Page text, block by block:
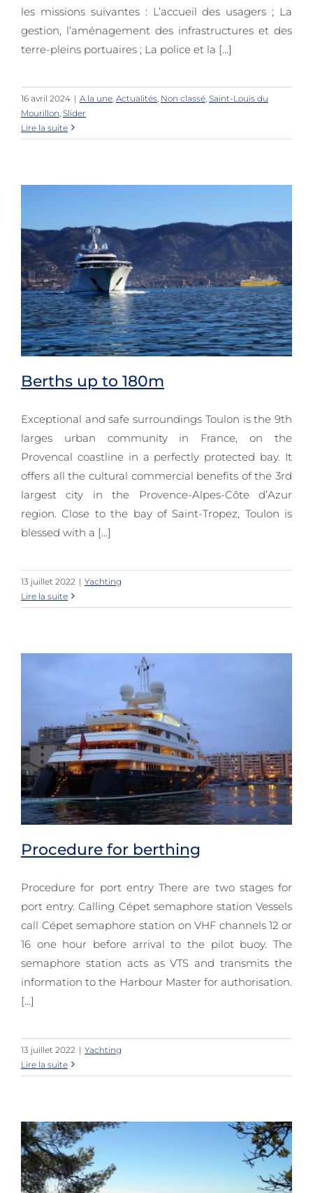
les missions suivantes : L’accueil des usagers ; La
gestion, l’aménagement des infrastructures et des
terre-pleins portuaires ; La police et la [...]
16 avril 2024 | A la une Actualités Non classé Saint-Louis du
Mourillon Slider
Lire la suite
Berths up to 180m
Berths up to 180m
Exceptional and safe surroundings Toulon is the 9th
larges urban community in France, on the
Provencal coastline in a perfectly protected bay. It
offers all the cultural commercial benefits of the 3rd
largest city in the Provence-Alpes-Côte d’Azur
region. Close to the bay of Saint-Tropez, Toulon is
blessed with a [...]
13 juillet 2022 | Yachting
Lire la suite
Procedure for berthing
Procedure for berthing
Procedure for port entry There are two stages for
port entry. Calling Cépet semaphore station Vessels
call Cépet semaphore station on VHF channels 12 or
16 one hour before arrival to the pilot buoy. The
semaphore station acts as VTS and transmits the
information to the Harbour Master for authorisation.
[...]
13 juillet 2022 | Yachting
Lire la suite